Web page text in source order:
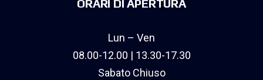
ORARI DI APERTURA
Lun – Ven
08.00-12.00 | 13.30-17.30
Sabato Chiuso